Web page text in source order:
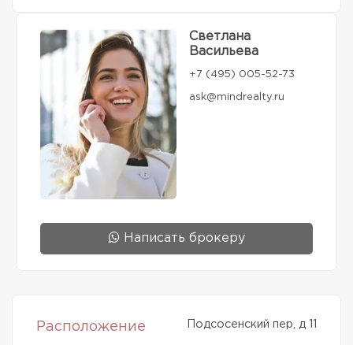
Светлана
Васильева
+7 (495) 005-52-73
ask@mindrealty.ru
Написать брокеру
Расположение Подсосенский пер, д 11